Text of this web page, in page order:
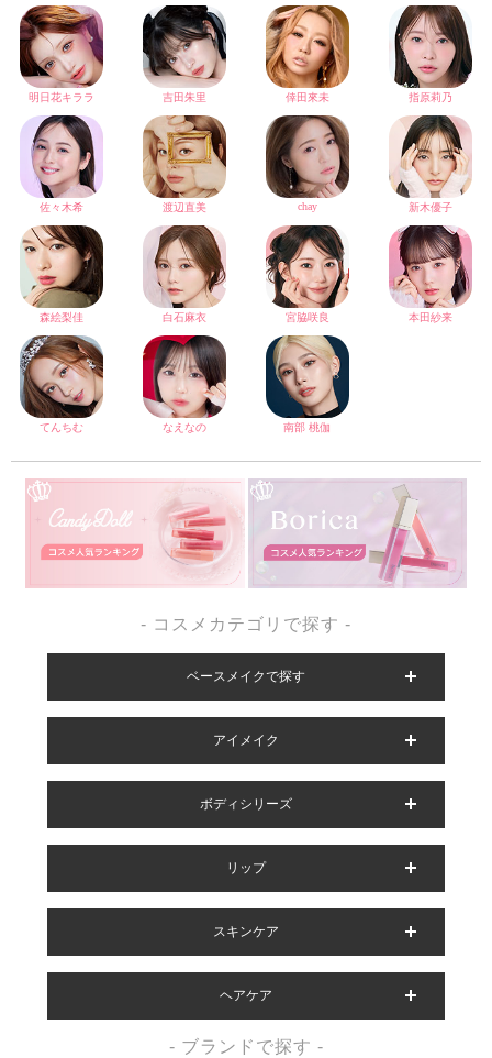
- コスメカテゴリで探す -
ベースメイクで探す
アイメイク
ボディシリーズ
リップ
スキンケア
ヘアケア
- ブランドで探す -